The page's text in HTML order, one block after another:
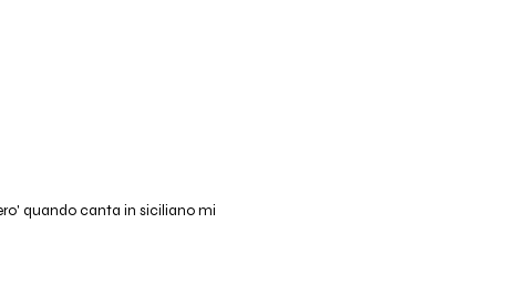
quando canta in siciliano mi